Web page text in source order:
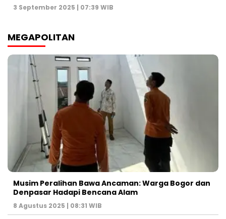
3 September 2025 | 07:39 WIB
MEGAPOLITAN
Musim Peralihan Bawa Ancaman: Warga Bogor dan
Denpasar Hadapi Bencana Alam
8 Agustus 2025 | 08:31 WIB